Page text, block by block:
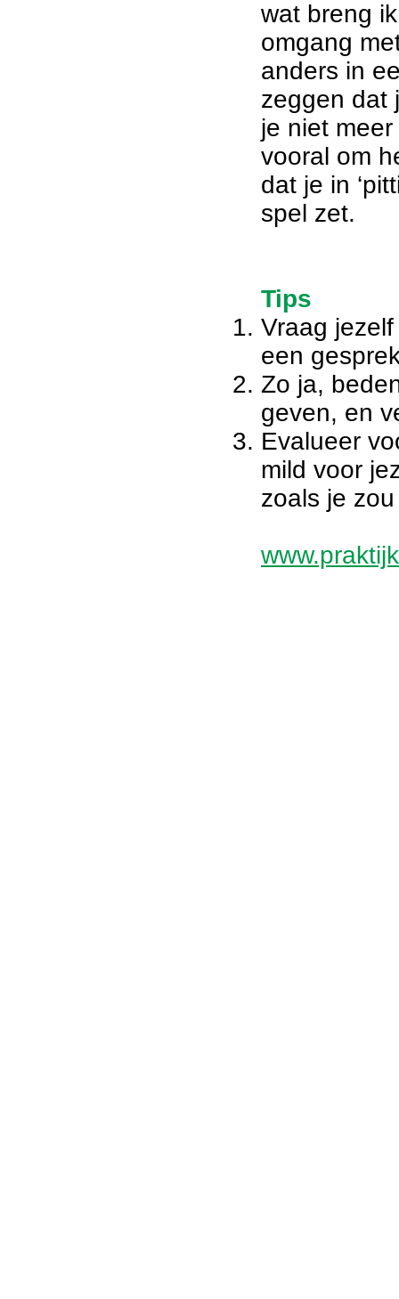
wat breng
omgang
anders in
zeggen dat
je niet
vooral om
dat je in
spel zet.
Tips
Vraag
een
Zo ja,
geven, en
Evalueer
mild voor
zoals je